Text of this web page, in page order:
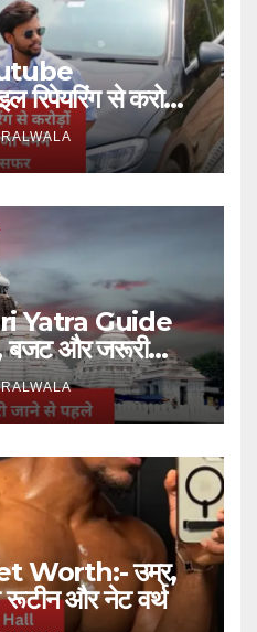
रिपेयरिंग से करोड़ों
का सफर
Yatra Guide
बजट और जरूरी
उम्र,
रूटीन और नेट वर्थ